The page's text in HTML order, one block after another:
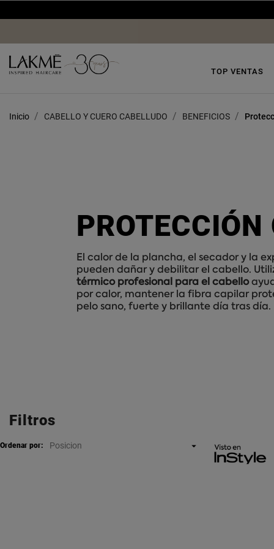
TOP VENTAS
Inicio CABELLO Y CUERO CABELLUDO BENEFICIOS
PROTECCIÓN
El calor de la plancha, el secador y la
pueden dañar y debilitar el cabello.
térmico profesional para el cabello
por calor, mantener la fibra capilar
pelo sano, fuerte y brillante día tras día.
Filtros
Ordenar por: Posicion 